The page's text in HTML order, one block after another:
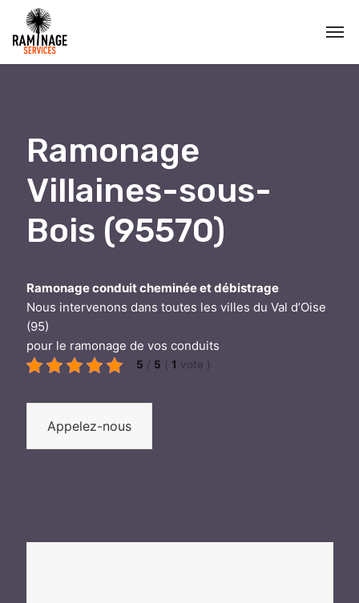
Ramonage
Villaines-sous-
Bois (95570)
Ramonage conduit cheminée et débistrage
Nous intervenons dans toutes les villes du Val d’Oise
(95)
pour le ramonage de vos conduits
5 / 5 ( 1 vote )
Appelez-nous